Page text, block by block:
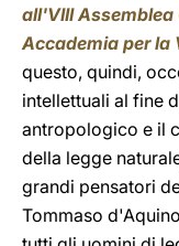
all'VIII
Accademia per la
questo, quindi,
intellettuali al fine
antropologico e il
della legge
grandi pensatori
Tommaso